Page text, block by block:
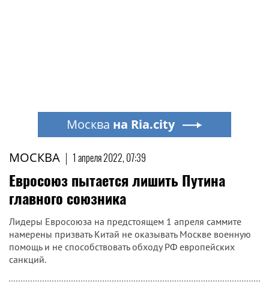
МОСКВА | 1 апреля 2022, 07:39
Евросоюз пытается лишить Путина
главного союзника
Лидеры Евросоюза на предстоящем 1 апреля саммите
намерены призвать Китай не оказывать Москве военную
помощь и не способствовать обходу РФ европейских
санкций.
Москва на Ria.city